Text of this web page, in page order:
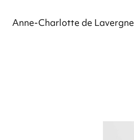
Anne-Charlotte de Lavergne